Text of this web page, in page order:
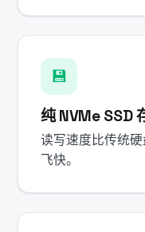
💾
纯 NVMe SSD
读写速度比传统
飞快。